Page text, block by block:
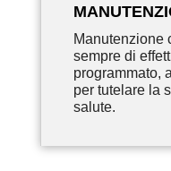
Manutenzione
sempre di
programmato,
per tutelare la
salute.